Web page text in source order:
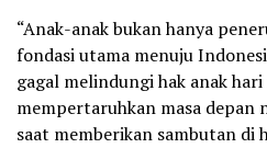
“Anak-anak bukan hanya
fondasi utama menuju
gagal melindungi hak anak
mempertaruhkan masa depan
saat memberikan sambutan di